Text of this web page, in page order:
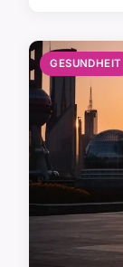
GESUNDHEIT